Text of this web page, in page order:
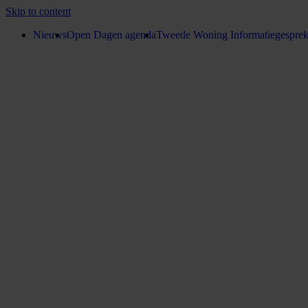
Skip to content
NieuwsOpen Dagen agendaTweede Woning Informatiegesprek